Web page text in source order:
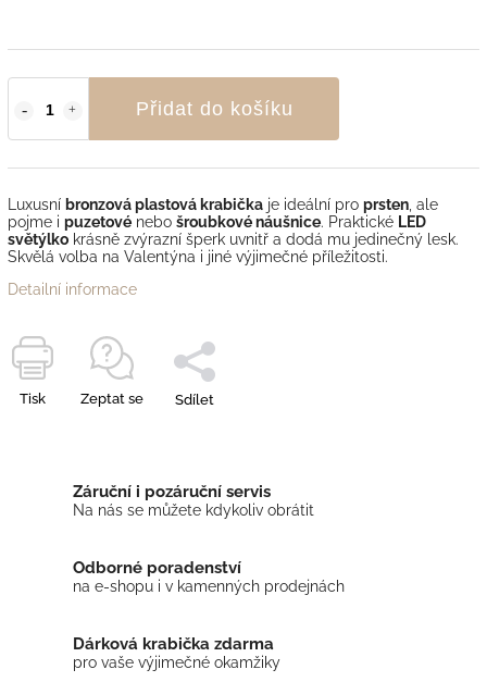
Přidat do košíku
Luxusní bronzováplastová krabička je ideální pro prsten , ale
pojme i puzetové nebo šroubkové náušnice. Praktické LED
světýlko krásně zvýrazní šperk uvnitř a dodá mu jedinečný lesk.
Skvělá volba na Valentýna i jiné výjimečné příležitosti.
Detailní informace
Tisk Zeptat se Sdílet
Záruční i pozáruční servis
Na nás se můžete kdykoliv obrátit
Odborné poradenství
na e-shopu i v kamenných prodejnách
Dárková krabička zdarma
pro vaše výjimečné okamžiky